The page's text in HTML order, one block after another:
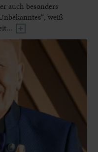
auch besonders
weiß